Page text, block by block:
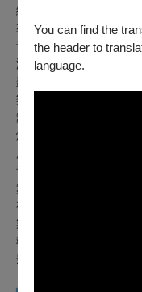
You can find the
the header to
language.
編劇｜蔡逸璇
導演｜孫唯真
音樂統籌｜後場作戲
演員｜尹宣方、許博淵
劃序)
樂手｜汪倫煒、李東穎
舞台設計｜林凱裕
燈光設計｜曾睿琁
音場設計暨現場混音｜
舞台監督｜王瓈萱
視覺設計｜
製作人｜詹哈利
執行製作｜景婉綺
影像紀錄｜楊詠裕